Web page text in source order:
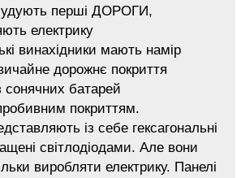
перші ДОРОГИ,
електрику
винахідники мають намір
дорожнє покриття
сонячних батарей
покриттям.
із себе гексагональні
світлодіодами. Але вони
виробляти електрику. Панелі